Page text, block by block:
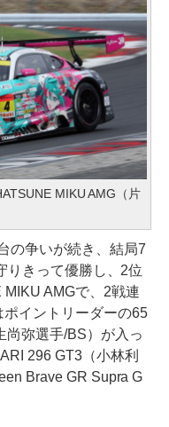
MIKU AMG（片
の争いが続き、結局7
りきって優勝し、2位
AMGで、2戦連
イントリーダーの65
尚弥選手/BS）が入っ
296 GT3（小林利
Brave GR Supra G